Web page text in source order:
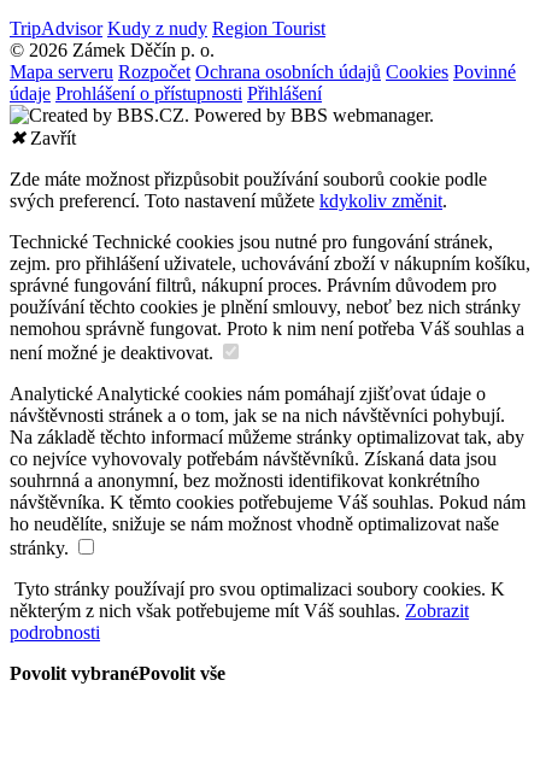
TripAdvisor Kudy z nudy Region Tourist
© 2026 Zámek Děčín p. o.
Mapa serveru Rozpočet Ochrana osobních údajů Cookies Povinné
údaje Prohlášení o přístupnosti Přihlášení
✖Zavřít
Zde máte možnost přizpůsobit používání souborů cookie podle
svých preferencí. Toto nastavení můžete kdykoliv změnit.
Technické Technické cookies jsou nutné pro fungování stránek,
zejm. pro přihlášení uživatele, uchovávání zboží v nákupním košíku,
správné fungování filtrů, nákupní proces. Právním důvodem pro
používání těchto cookies je plnění smlouvy, neboť bez nich stránky
nemohou správně fungovat. Proto k nim není potřeba Váš souhlas a
není možné je deaktivovat.
AnalytickéAnalytické cookies nám pomáhají zjišťovat údaje o
návštěvnosti stránek a o tom, jak se na nich návštěvníci pohybují.
Na základě těchto informací můžeme stránky optimalizovat tak, aby
co nejvíce vyhovovaly potřebám návštěvníků. Získaná data jsou
souhrnná a anonymní, bez možnosti identifikovat konkrétního
návštěvníka. K těmto cookies potřebujeme Váš souhlas. Pokud nám
ho neudělíte, snižuje se nám možnost vhodně optimalizovat naše
stránky.
Tyto stránky používají pro svou optimalizaci soubory cookies. K
některým z nich však potřebujeme mít Váš souhlas. Zobrazit
podrobnosti
Povolit vybranéPovolit vše